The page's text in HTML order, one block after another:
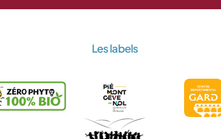
Les labels